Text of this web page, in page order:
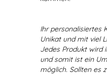
Ihr personalisiertes
Unikat und mit viel
Jedes Produkt wird
und somit ist ein
möglich. Sollten es